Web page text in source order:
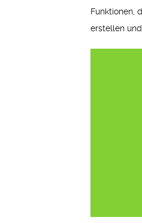
Funktionen,
erstellen